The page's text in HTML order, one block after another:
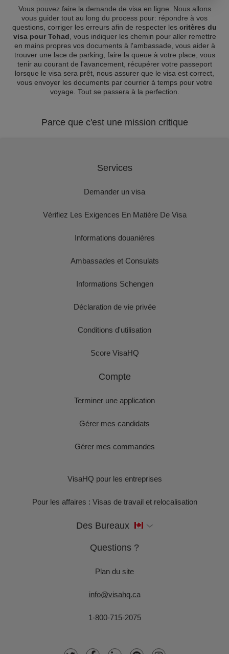
Vous pouvez faire la demande de visa en ligne. Nous allons
vous guider tout au long du process pour: répondre à vos
questions, corriger les erreurs afin de respecter les critères du
visa pour Tchad , vous indiquer les chemin pour aller remettre
en mains propres vos documents à l'ambassade, vous aider à
trouver une lace de parking, faire la queue à votre place, vous
tenir au courant de l'avancement, récupérer votre passeport
lorsque le visa sera prêt, nous assurer que le visa est correct,
vous envoyer les documents par courrier à temps pour votre
voyage. Tout se passera à la perfection.
Parce que c'est une mission critique
Services
Demander un visa
Vérifiez Les Exigences En Matière De Visa
Informations douanières
Ambassades et Consulats
Informations Schengen
Déclaration de vie privée
Conditions d'utilisation
Score VisaHQ
Compte
Terminer une application
Gérer mes candidats
Gérer mes commandes
VisaHQ pour les entreprises
Pour les affaires : Visas de travail et relocalisation
Des Bureaux
Questions ?
Plan du site
info@visahq.ca
1-800-715-2075